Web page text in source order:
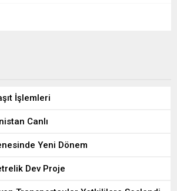
İşlemleri
Canlı
Yeni Dönem
Dev Proje